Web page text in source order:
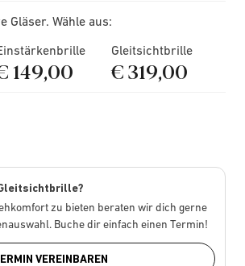
Gläser. Wähle aus:
149,00
Gleitsichtbrille
€ 319,00
zu bieten beraten wir dich gerne
Buche dir einfach einen Termin!
VEREINBAREN